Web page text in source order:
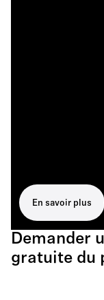
En savoir plus
Demander
gratuite du